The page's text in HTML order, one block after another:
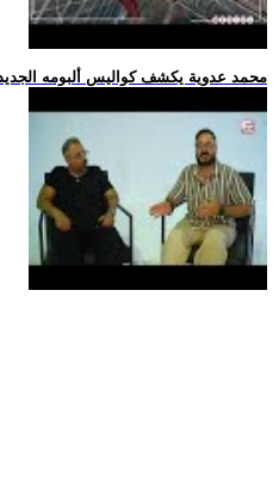
.. محمد عدوية يكشف كواليس ألبومه